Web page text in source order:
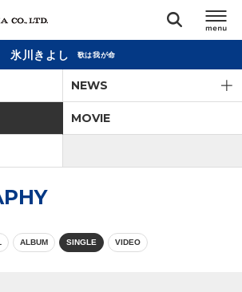
閉じる
氷川きよし 歌は我が命
NEWS
MOVIE
ALBUM SINGLE VIDEO